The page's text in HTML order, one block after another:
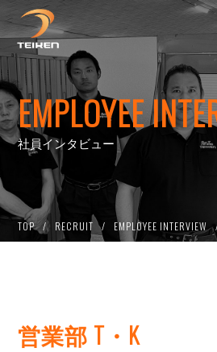
EMPLOYEE
社員インタビュー
TOP RECRUIT EMPLOYEE INTERVIEW
営業部 T・K